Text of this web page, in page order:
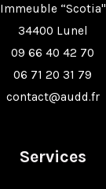
Immeuble “Scotia"
34400 Lunel
09 66 40 42 70
06 71 20 31 79
contact@audd.fr
Services